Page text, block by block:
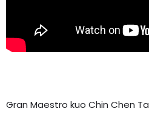
Gran Maestro kuo Chin Chen